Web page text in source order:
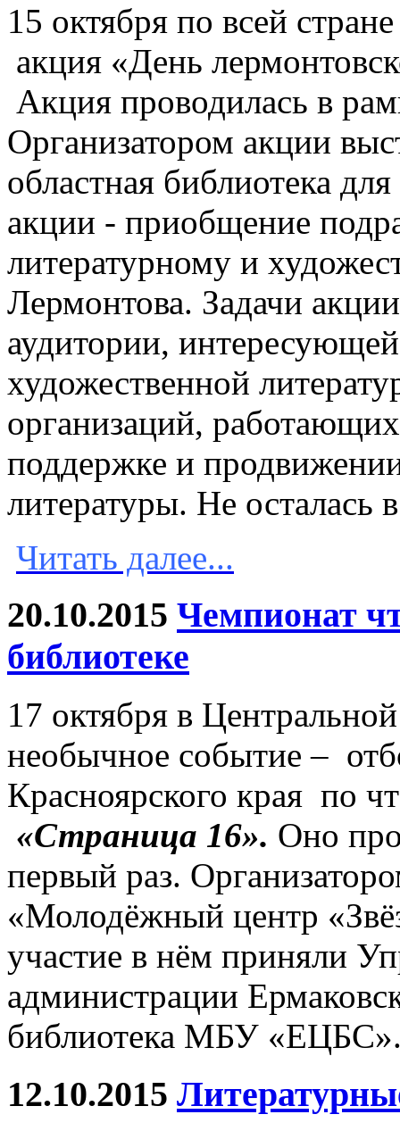
15 октября по всей
акция «День
Акция проводилась в
Организатором акции
областная библиотека
акции - приобщение
литературному и
Лермонтова. Задачи
аудитории,
художественной
организаций,
поддержке и
литературы. Не осталась
Читать далее...
20.10.2015 Чемпионат
библиотеке
17 октября в
необычное событие –
Красноярского края по
«Страница 16». Оно
первый раз.
«Молодёжный центр
участие в нём приняли
администрации
библиотека МБУ
12.10.2015